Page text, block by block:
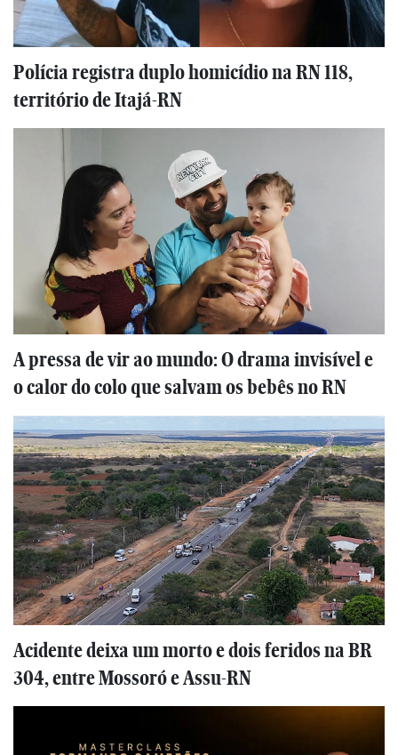
Polícia registra duplo homicídio na RN 118,
território de Itajá-RN
A pressa de vir ao mundo: O drama invisível e
o calor do colo que salvam os bebês no RN
Acidente deixa um morto e dois feridos na BR
304, entre Mossoró e Assu-RN